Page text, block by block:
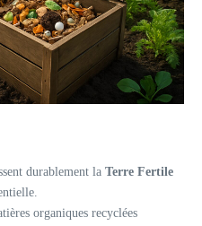
durablement la Terre Fertile
organiques recyclées